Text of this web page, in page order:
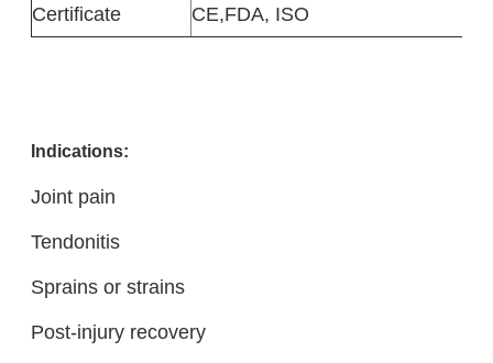
Certificate
CE,FDA, ISO
Indications:
Joint pain
Tendonitis
Sprains or strains
Post-injury recovery